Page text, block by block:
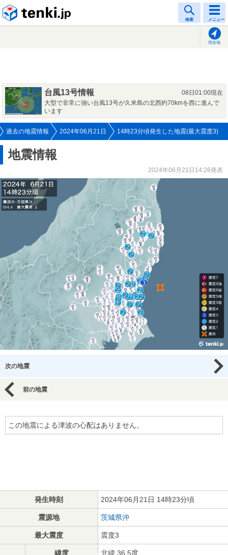
検索 メニュー
現在地
台風13号情報
08日01:00現在
大型で非常に強い台風13号が久米島の北西約70kmを西に進んで
います
過去の地震情報 2024年06月21日 14時23分頃発生した地震(最大震度3)
地震情報
2024年06月21日14:26発表
次の地震
前の地震
この地震による津波の心配はありません。
発生時刻 2024年06月21日 14時23分頃
震源地 茨城県沖
最大震度 震度3
緯度 北緯 36.5度